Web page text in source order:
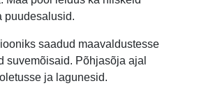
puudesalusid.
saadud maavaldustesse
suvemõisaid. Põhjasõja ajal
ja lagunesid.